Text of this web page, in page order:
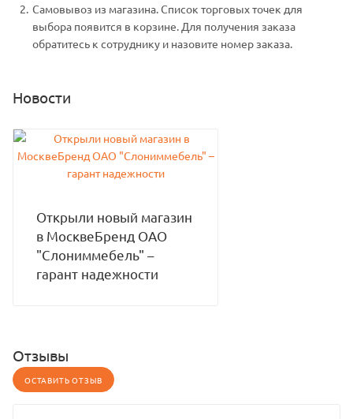
Самовывоз из магазина. Список торговых точек для
выбора появится в корзине. Для получения заказа
обратитесь к сотруднику и назовите номер заказа.
Новости
Открыли новый магазин
в МосквеБренд ОАО
"Слониммебель" –
гарант надежности
Отзывы
ОСТАВИТЬ ОТЗЫВ